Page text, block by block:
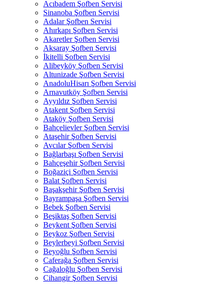
Acıbadem Şofben Servisi
Sinanoba Şofben Servisi
Adalar Şofben Servisi
Ahırkapı Şofben Servisi
Akaretler Şofben Servisi
Aksaray Şofben Servisi
İkitelli Şofben Servisi
Alibeyköy Şofben Servisi
Altunizade Şofben Servisi
AnadoluHisarı Şofben Servisi
Arnavutköy Şofben Servisi
Ayyıldız Şofben Servisi
Atakent Şofben Servisi
Ataköy Şofben Servisi
Bahçelievler Şofben Servisi
Ataşehir Şofben Servisi
Avcılar Şofben Servisi
Bağlarbaşı Şofben Servisi
Bahçeşehir Şofben Servisi
Boğaziçi Şofben Servisi
Balat Şofben Servisi
Başakşehir Şofben Servisi
Bayrampaşa Şofben Servisi
Bebek Şofben Servisi
Beşiktaş Şofben Servisi
Beykent Şofben Servisi
Beykoz Şofben Servisi
Beylerbeyi Şofben Servisi
Beyoğlu Şofben Servisi
Caferağa Şofben Servisi
Cağaloğlu Şofben Servisi
Cihangir Şofben Servisi